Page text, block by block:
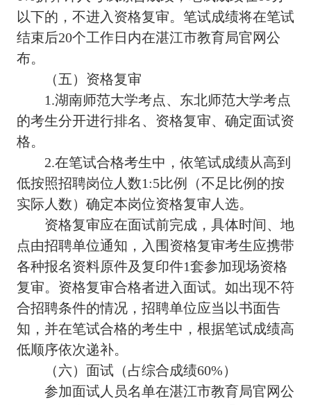
以下的，不进入资格复审。笔试成绩将在笔试
结束后20个工作日内在湛江市教育局官网公
布。
（五）资格复审
1.湖南师范大学考点、东北师范大学考点
的考生分开进行排名、资格复审、确定面试资
格。
2.在笔试合格考生中，依笔试成绩从高到
低按照招聘岗位人数1:5比例（不足比例的按
实际人数）确定本岗位资格复审人选。
资格复审应在面试前完成，具体时间、地
点由招聘单位通知，入围资格复审考生应携带
各种报名资料原件及复印件1套参加现场资格
复审。资格复审合格者进入面试。如出现不符
合招聘条件的情况，招聘单位应当以书面告
知，并在笔试合格的考生中，根据笔试成绩高
低顺序依次递补。
（六）面试（占综合成绩60%）
参加面试人员名单在湛江市教育局官网公